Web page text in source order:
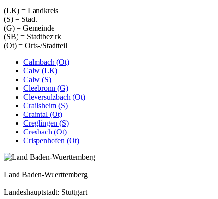
(LK) = Landkreis
(S) = Stadt
(G) = Gemeinde
(SB) = Stadtbezirk
(Ot) = Orts-/Stadtteil
Calmbach (Ot)
Calw (LK)
Calw (S)
Cleebronn (G)
Cleversulzbach (Ot)
Crailsheim (S)
Craintal (Ot)
Creglingen (S)
Cresbach (Ot)
Crispenhofen (Ot)
Land Baden-Wuerttemberg
Landeshauptstadt: Stuttgart